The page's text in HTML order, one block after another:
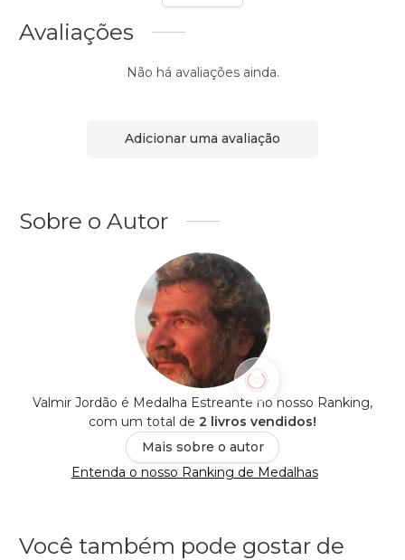
Avaliações
Não há avaliações ainda.
Adicionar uma avaliação
Sobre o Autor
Valmir Jordão é Medalha Estreante no nosso Ranking,
com um total de 2 livros vendidos!
Mais sobre o autor
Entenda o nosso Ranking de Medalhas
Você também pode gostar de